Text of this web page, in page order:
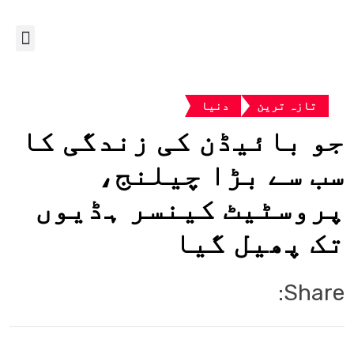
تازہ ترین دنیا
جو بائیڈن کی زندگی کا
سب سے بڑا چیلنج،
پروسٹیٹ کینسر ہڈیوں
تک پھیل گیا
Share: